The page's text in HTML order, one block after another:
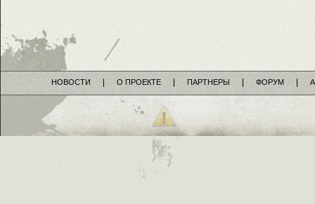
НОВОСТИ О ПРОЕКТЕ ПАРТНЕРЫ ФОРУМ